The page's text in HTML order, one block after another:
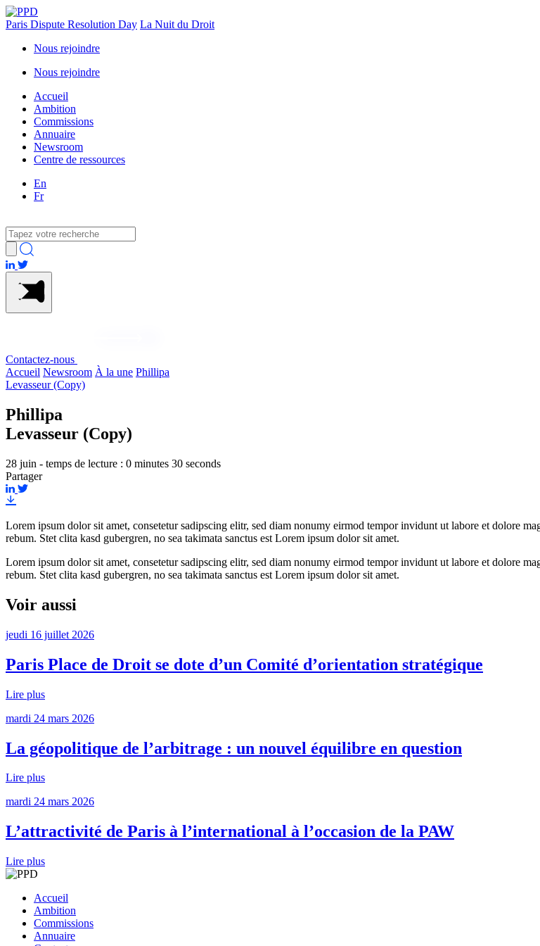
Paris Dispute Resolution Day La Nuit du Droit
Nous rejoindre
Nous rejoindre
Accueil
Ambition
Commissions
Annuaire
Newsroom
Centre de ressources
En
Fr
Contactez-nous
Accueil Newsroom À la une Phillipa
Levasseur (Copy)
Phillipa
Levasseur (Copy)
28 juin - temps de lecture : 0 minutes 30 seconds
Partager
Lorem ipsum dolor sit amet, consetetur sadipscing elitr, sed diam nonumy eirmod tempor invidunt ut labore et dolore
rebum. Stet clita kasd gubergren, no sea takimata sanctus est Lorem ipsum dolor sit amet.
Lorem ipsum dolor sit amet, consetetur sadipscing elitr, sed diam nonumy eirmod tempor invidunt ut labore et dolore
rebum. Stet clita kasd gubergren, no sea takimata sanctus est Lorem ipsum dolor sit amet.
Voir aussi
jeudi 16 juillet 2026
Paris Place de Droit se dote d’un Comité d’orientation stratégique
Lire plus
mardi 24 mars 2026
La géopolitique de l’arbitrage : un nouvel équilibre en question
Lire plus
mardi 24 mars 2026
L’attractivité de Paris à l’international à l’occasion de la PAW
Lire plus
Accueil
Ambition
Commissions
Annuaire